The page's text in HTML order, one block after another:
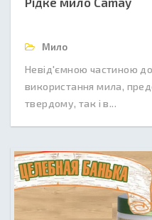
Мило
Невід'ємною частиною
використання мила,
твердому, так і в...